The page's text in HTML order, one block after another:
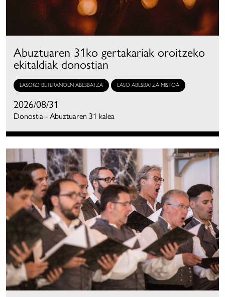
Abuztuaren 31ko gertakariak oroitzeko
ekitaldiak donostian
EASOKO BETERANOEN ABESBATZA EASO ABESBATZA MISTOA
2026/08/31
Donostia - Abuztuaren 31 kalea